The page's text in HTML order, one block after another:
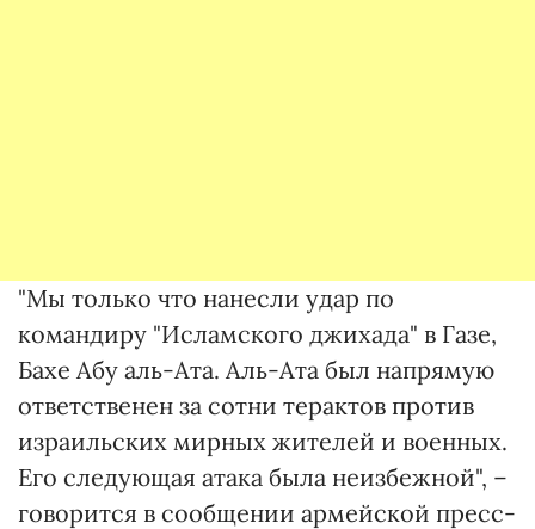
"Мы только что нанесли удар по
командиру "Исламского джихада" в Газе,
Бахе Абу аль-Ата. Аль-Ата был напрямую
ответственен за сотни терактов против
израильских мирных жителей и военных.
Его следующая атака была неизбежной", –
говорится в сообщении армейской пресс-